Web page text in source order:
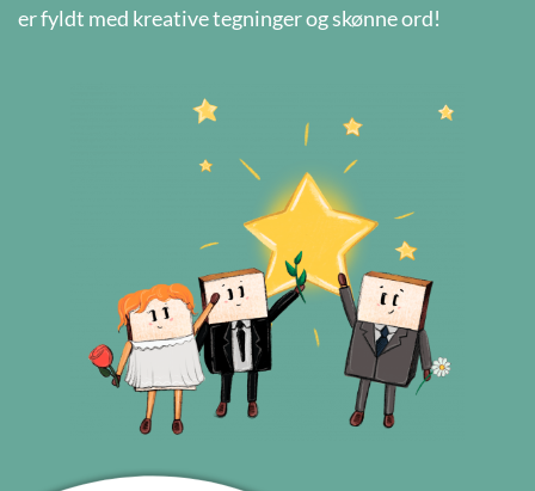
er fyldt med kreative tegninger og skønne ord!